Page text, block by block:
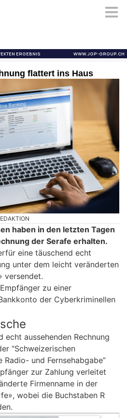
flattert ins Haus
haben in den letzten Tagen
der Serafe erhalten.
eine täuschend echt
unter dem leicht veränderten
versendet.
zu einer
der Cyberkriminellen
echt aussehenden Rechnung
“Schweizerischen
und Fernsehabgabe”
zur Zahlung verleitet
Firmenname in der
wobei die Buchstaben R